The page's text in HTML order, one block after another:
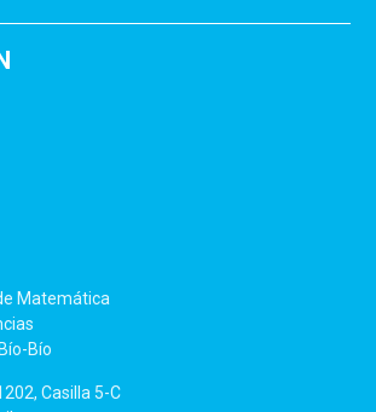
Matemática
Bío
Casilla 5-C